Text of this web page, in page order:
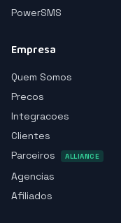
PowerSMS
Empresa
Quem Somos
Precos
Integracoes
Clientes
Parceiros
ALLIANCE
Agencias
Afiliados